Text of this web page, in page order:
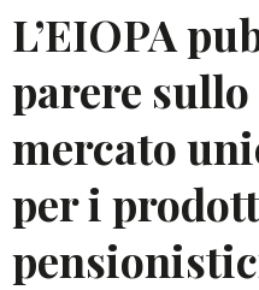
L’EIOPA
parere
mercato
per i